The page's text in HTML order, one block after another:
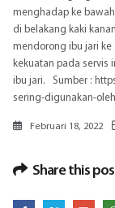
menghadap ke
di belakang kaki
mendorong ibu jari ke
kekuatan pada servis
ibu jari. Sumber :
sering-digunakan-
Februari 18, 2022
Share this